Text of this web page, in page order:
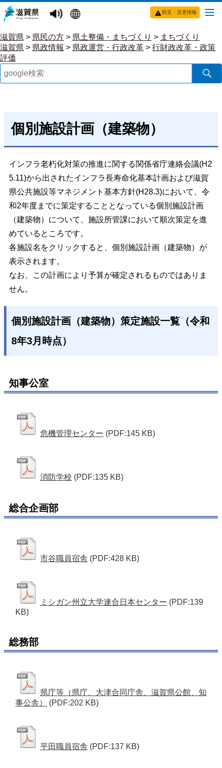
防災・災害情報
滋賀県 > 県民の方 > 県土整備・まちづくり > まちづくり
滋賀県 > 県政情報 > 県政運営・行政改革 > 行財政改革・政策
評価
個別施設計画（建築物）
インフラ老朽化対策の推進に関する関係省庁連絡会議(H2
5.11)から出されたインフラ長寿命化基本計画および滋賀
県公共施設等マネジメント基本方針(H28.3)において、令
和2年度までに策定することとなっている個別施設計画
（建築物）について、施設所管課において順次策定を進
めているところです。
各施設名をクリックすると、個別施設計画（建築物）が
表示されます。
なお、この計画により予算が確定されるものではありま
せん。
個別施設計画（建築物）策定施設一覧（令和
8年3月時点）
知事公室
危機管理センター (PDF:145 KB)
消防学校 (PDF:135 KB)
総合企画部
市谷職員宿舎 (PDF:428 KB)
ミシガン州立大学連合日本センター (PDF:139
KB)
総務部
県庁等（県庁、大津合同庁舎、滋賀県公館、知
事公舎）
(PDF:202 KB)
平田職員宿舎 (PDF:137 KB)